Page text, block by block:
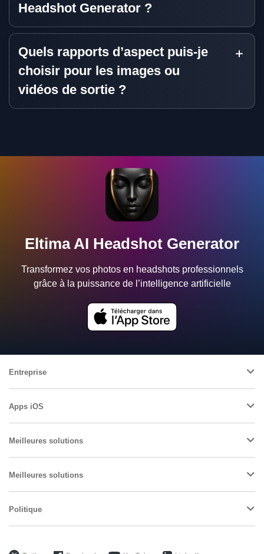
Headshot Generator ?
Quels rapports d’aspect puis-je
choisir pour les images ou
vidéos de sortie ?
Eltima AI Headshot Generator
Transformez vos photos en headshots professionnels
grâce à la puissance de l’intelligence artificielle
Entreprise
Apps iOS
Meilleures solutions
Meilleures solutions
Politique